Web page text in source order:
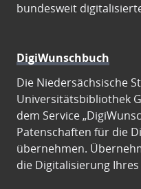
bundesweit
DigiWunschbuch
Die Niedersächsische
Universitätsbibliothek
dem Service
Patenschaften für die
übernehmen.
die Digitalisierung